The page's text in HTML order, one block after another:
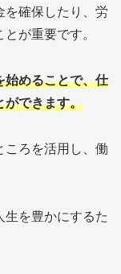
を確保したり、労
が重要です。
始めることで、仕
ができます。
ろを活用し、働
を豊かにするた